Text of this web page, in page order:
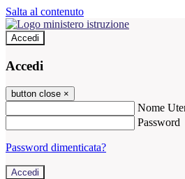
Salta al contenuto
Accedi
Accedi
button close ×
Nome
Password
Password dimenticata?